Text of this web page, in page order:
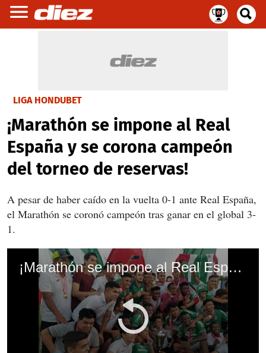
LIGA HONDUBET
¡Marathón se impone al Real
España y se corona campeón
del torneo de reservas!
A pesar de haber caído en la vuelta 0-1 ante Real España,
el Marathón se coronó campeón tras ganar en el global 3-
1.
¡Marathón se impone al Real España y se corona campeón del torneo de reservas!